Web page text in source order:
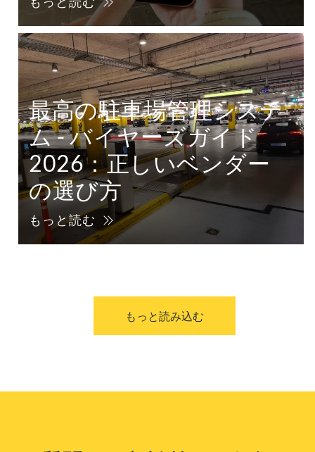
最高の駐車場管理システ
ム - バイヤーズガイド
2026：正しいベンダー
の選び方
もっと読む
もっと読み込む